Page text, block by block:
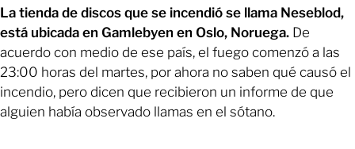
La tienda de discos que se incendió se llama Neseblod,
está ubicada en Gamlebyen en Oslo, Noruega. De
acuerdo con medio de ese país, el fuego comenzó a las
23:00 horas del martes, por ahora no saben qué causó el
incendio, pero dicen que recibieron un informe de que
alguien había observado llamas en el sótano.